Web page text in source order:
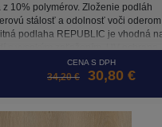
10% polymérov. Zloženie podláh
stálosť a odolnosť voči
podlaha REPUBLIC je vhodná
s vysokým zaťažením. UV ochrana
Lamely kolekcie GRIZZLY sú
podložka Bio-Guard
CENA S DPH
34,20 € 30,80 €